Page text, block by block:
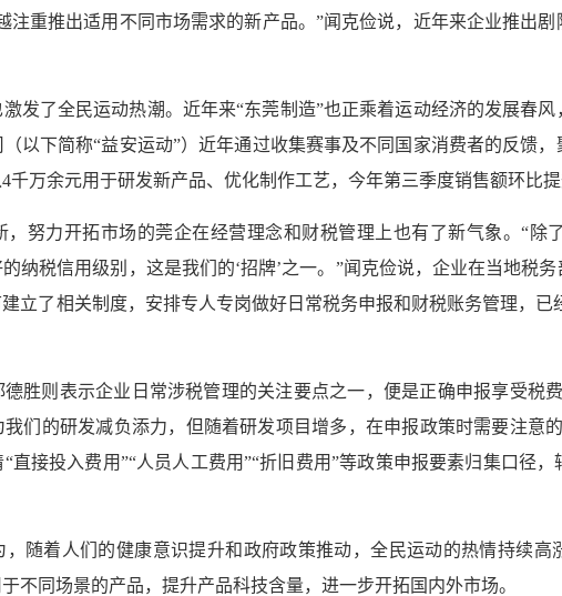
注重推出适用不同市场需求的新产品。”闻克俭说，近年来企业推出
发了全民运动热潮。近年来“东莞制造”也正乘着运动经济的发展春
以下简称“益安运动”）近年通过收集赛事及不同国家消费者的反馈
万余元用于研发新产品、优化制作工艺，今年第三季度销售额环比提
，努力开拓市场的莞企在经营理念和财税管理上也有了新气象。“除
纳税信用级别，这是我们的‘招牌’之一。”闻克俭说，企业在当地税
立了相关制度，安排专人专岗做好日常税务申报和财税账务管理，
胜则表示企业日常涉税管理的关注要点之一，便是正确申报享受税
们的研发减负添力，但随着研发项目增多，在申报政策时需要注意
直接投入费用”“人员人工费用”“折旧费用”等政策申报要素归集口径
随着人们的健康意识提升和政府政策推动，全民运动的热情持续高
不同场景的产品，提升产品科技含量，进一步开拓国内外市场。